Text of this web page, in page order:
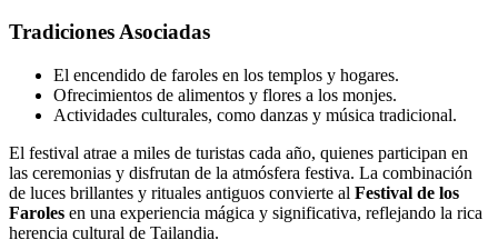
Tradiciones Asociadas
El encendido de faroles en los templos y hogares.
Ofrecimientos de alimentos y flores a los monjes.
Actividades culturales, como danzas y música tradicional.
El festival atrae a miles de turistas cada año, quienes participan en
las ceremonias y disfrutan de la atmósfera festiva. La combinación
de luces brillantes y rituales antiguos convierte al Festival de los
Faroles en una experiencia mágica y significativa, reflejando la rica
herencia cultural de Tailandia.